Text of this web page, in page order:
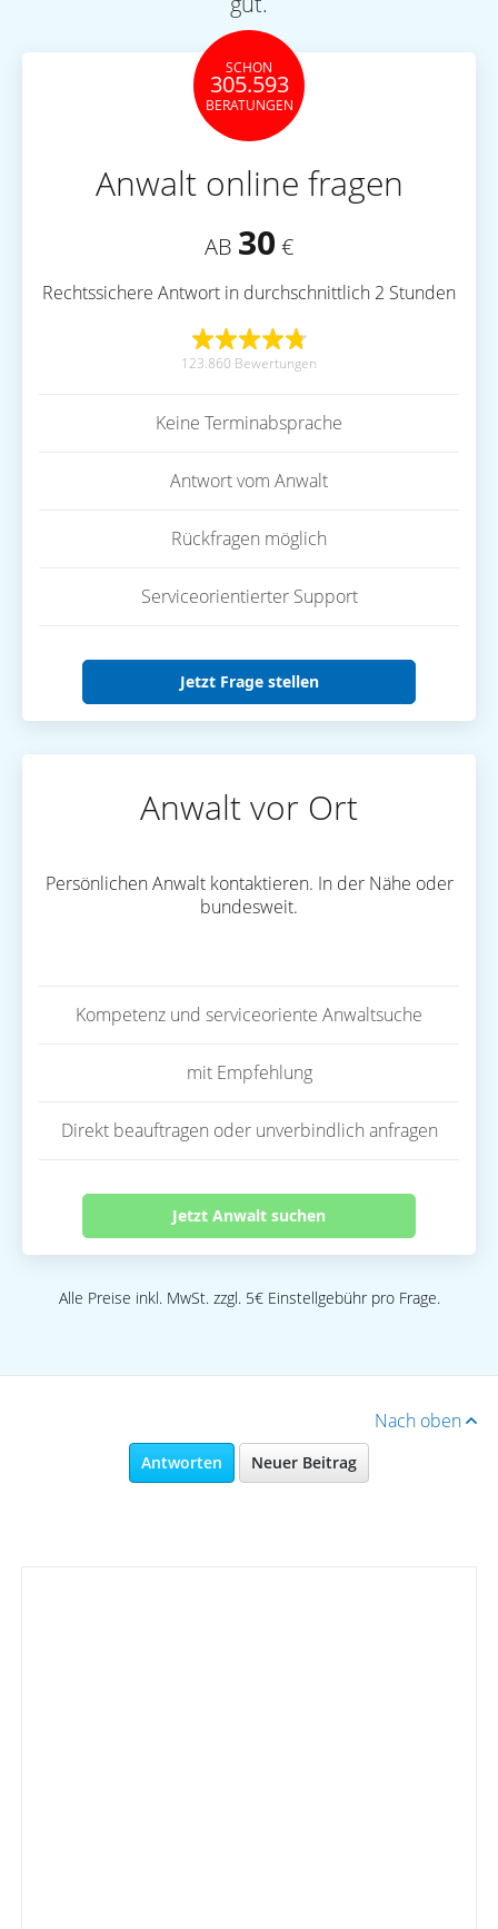
SCHON
305.593
BERATUNGEN
Anwalt online fragen
AB 30 €
Rechtssichere Antwort in durchschnittlich 2 Stunden
123.860 Bewertungen
Keine Terminabsprache
Antwort vom Anwalt
Rückfragen möglich
Serviceorientierter Support
Jetzt Frage stellen
Anwalt vor Ort
Persönlichen Anwalt kontaktieren. In der Nähe oder
bundesweit.
Kompetenz und serviceoriente Anwaltsuche
mit Empfehlung
Direkt beauftragen oder unverbindlich anfragen
Jetzt Anwalt suchen
Alle Preise inkl. MwSt. zzgl. 5€ Einstellgebühr pro Frage.
Nach oben
Antworten Neuer Beitrag